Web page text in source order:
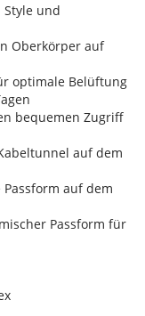
Style und
Oberkörper auf
optimale Belüftung
bequemen Zugriff
auf dem
auf dem
Passform für